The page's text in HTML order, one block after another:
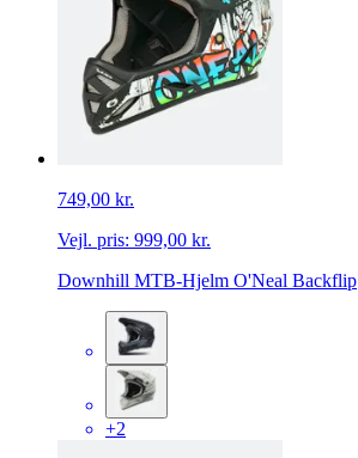
749,00 kr.
Vejl. pris: 999,00 kr.
Downhill MTB-Hjelm O'Neal Backflip
+2